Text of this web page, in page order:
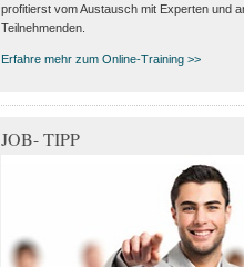
profitierst vom Austausch mit Experten und
Teilnehmenden.
Erfahre mehr zum Online-Training >>
JOB- TIPP